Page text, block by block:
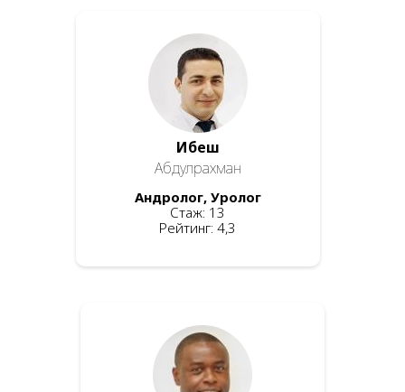
Ибеш
Абдулрахман
Андролог, Уролог
Стаж: 13
Рейтинг: 4,3